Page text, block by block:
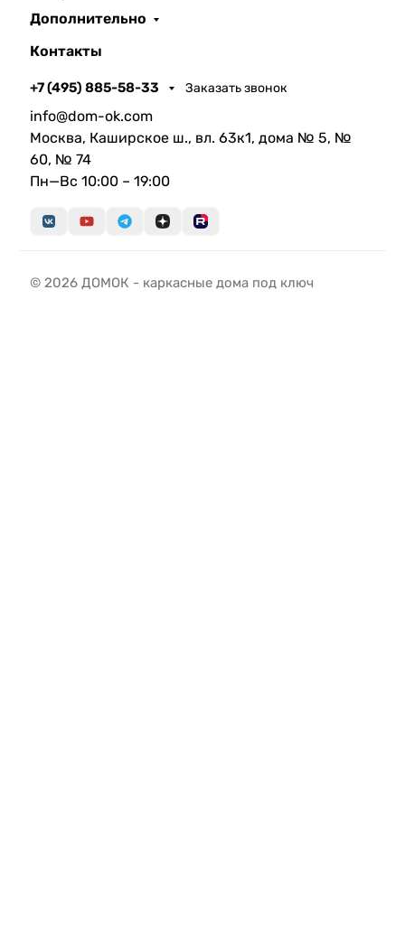
Дополнительно
Контакты
+7 (495) 885-58-33 Заказать звонок
info@dom-ok.com
Москва, Каширское ш., вл. 63к1, дома № 5, №
60, № 74
Пн—Вс 10:00 – 19:00
© 2026 ДОМОК - каркасные дома под ключ